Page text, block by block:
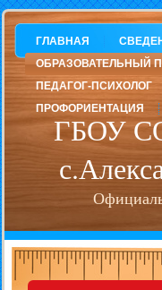
ГБОУ
ГЛАВНАЯ
ОБРАЗОВАТЕЛЬНЫЙ
ПЕДАГОГ-ПСИХОЛОГ
ПРОФОРИЕНТАЦИЯ